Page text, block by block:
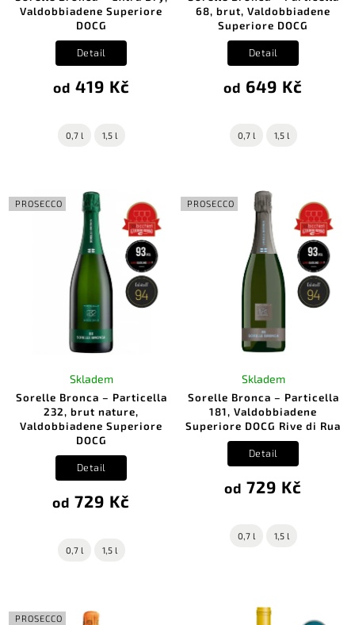
Valdobbiadene Superiore
DOCG
od 419 Kč
Detail
0,7 l 1,5 l
68, brut, Valdobbiadene
Superiore DOCG
od 649 Kč
Detail
0,7 l 1,5 l
PROSECCO
Sorelle Bronca – Particella
232, brut nature,
Valdobbiadene Superiore
DOCG
Skladem
od 729 Kč
Detail
0,7 l 1,5 l
PROSECCO
Sorelle Bronca – Particella
181, Valdobbiadene
Superiore DOCG Rive di Rua
Skladem
od 729 Kč
Detail
0,7 l 1,5 l
PROSECCO